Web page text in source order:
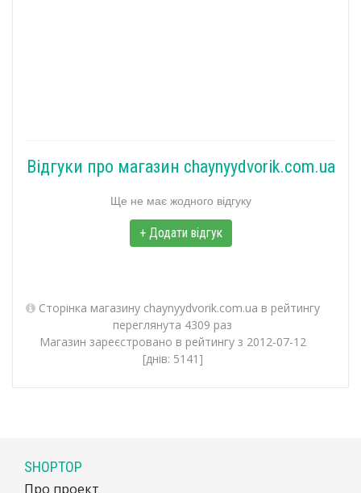
Відгуки про магазин chaynyydvorik.com.ua
Ще не має жодного відгуку
+ Додати відгук
Сторінка магазину chaynyydvorik.com.ua в рейтингу
переглянута 4309 раз
Магазин зареєстровано в рейтингу з 2012-07-12
[днів: 5141]
SHOPTOP
Про проект